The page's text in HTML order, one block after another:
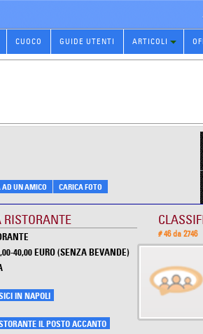
CUOCO GUIDE UTENTI ARTICOLI
UN AMICO CARICA FOTO
40,00 EURO (SENZA BEVANDE)
IN NAPOLI
IL POSTO ACCANTO
# 46 da 2746